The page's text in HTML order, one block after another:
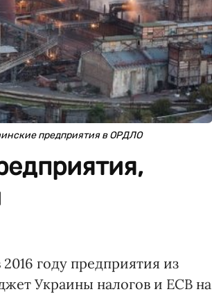
предприятия в ОРДЛО
году предприятия из
Украины налогов и ЕСВ на